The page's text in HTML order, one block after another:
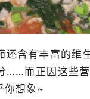
还含有丰富的维
……而正因这些
你想象~